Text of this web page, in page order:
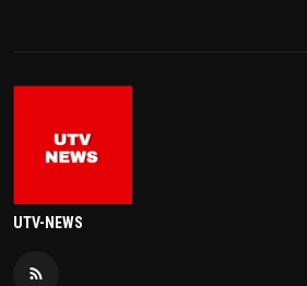
UTV-NEWS